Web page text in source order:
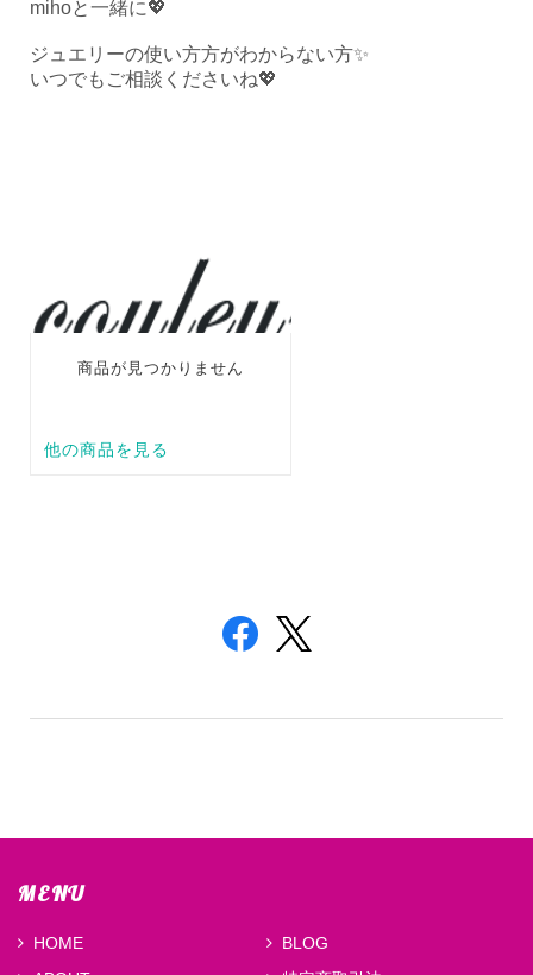
mihoと一緒に💖
ジュエリーの使い方方がわからない方✨
いつでもご相談くださいね💖
MENU
HOME
BLOG